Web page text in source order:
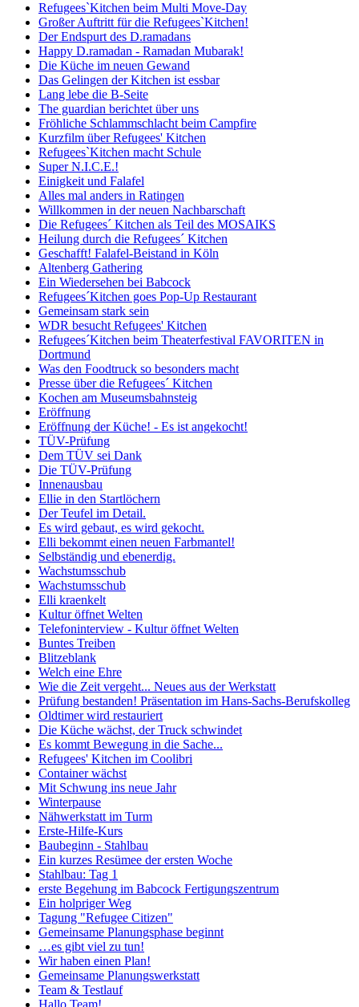
Refugees`Kitchen beim Multi Move-Day
Großer Auftritt für die Refugees`Kitchen!
Der Endspurt des D.ramadans
Happy D.ramadan - Ramadan Mubarak!
Die Küche im neuen Gewand
Das Gelingen der Kitchen ist essbar
Lang lebe die B-Seite
The guardian berichtet über uns
Fröhliche Schlammschlacht beim Campfire
Kurzfilm über Refugees' Kitchen
Refugees`Kitchen macht Schule
Super N.I.C.E.!
Einigkeit und Falafel
Alles mal anders in Ratingen
Willkommen in der neuen Nachbarschaft
Die Refugees´ Kitchen als Teil des MOSAIKS
Heilung durch die Refugees´ Kitchen
Geschafft! Falafel-Beistand in Köln
Altenberg Gathering
Ein Wiedersehen bei Babcock
Refugees´Kitchen goes Pop-Up Restaurant
Gemeinsam stark sein
WDR besucht Refugees' Kitchen
Refugees´Kitchen beim Theaterfestival FAVORITEN in
Dortmund
Was den Foodtruck so besonders macht
Presse über die Refugees´ Kitchen
Kochen am Museumsbahnsteig
Eröffnung
Eröffnung der Küche! - Es ist angekocht!
TÜV-Prüfung
Dem TÜV sei Dank
Die TÜV-Prüfung
Innenausbau
Ellie in den Startlöchern
Der Teufel im Detail.
Es wird gebaut, es wird gekocht.
Elli bekommt einen neuen Farbmantel!
Selbständig und ebenerdig.
Wachstumsschub
Wachstumsschub
Elli kraenkelt
Kultur öffnet Welten
Telefoninterview - Kultur öffnet Welten
Buntes Treiben
Blitzeblank
Welch eine Ehre
Wie die Zeit vergeht... Neues aus der Werkstatt
Prüfung bestanden! Präsentation im Hans-Sachs-Berufskolleg
Oldtimer wird restauriert
Die Küche wächst, der Truck schwindet
Es kommt Bewegung in die Sache...
Refugees' Kitchen im Coolibri
Container wächst
Mit Schwung ins neue Jahr
Winterpause
Nähwerkstatt im Turm
Erste-Hilfe-Kurs
Baubeginn - Stahlbau
Ein kurzes Resümee der ersten Woche
Stahlbau: Tag 1
erste Begehung im Babcock Fertigungszentrum
Ein holpriger Weg
Tagung "Refugee Citizen"
Gemeinsame Planungsphase beginnt
…es gibt viel zu tun!
Wir haben einen Plan!
Gemeinsame Planungswerkstatt
Team & Testlauf
Hallo Team!